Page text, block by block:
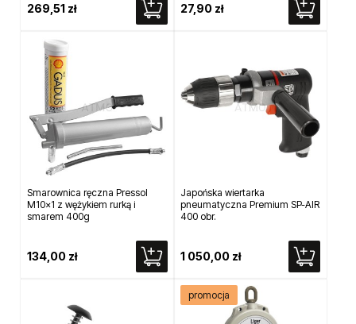
269,51 zł 27,90 zł
Smarownica ręczna Pressol
M10x1 z wężykiem rurką i
smarem 400g
134,00 zł
Japońska wiertarka
pneumatyczna Premium SP-AIR
400 obr.
1 050,00 zł
promocja